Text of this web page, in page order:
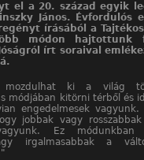
el a 20. század egyik
János. Évfordulós
írásából a
módon hajtottunk
írt soraival
ki a világ
módjában kitörni térből és
engedelmesek vagyunk.
jobbak vagy
Ez
irgalmasabbak a